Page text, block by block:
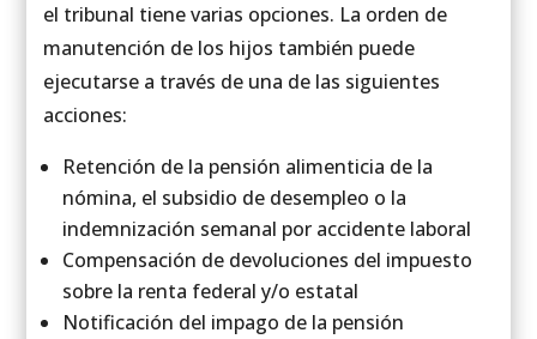
el tribunal tiene varias opciones. La orden de
manutención de los hijos también puede
ejecutarse a través de una de las siguientes
acciones:
Retención de la pensión alimenticia de la
nómina, el subsidio de desempleo o la
indemnización semanal por accidente laboral
Compensación de devoluciones del impuesto
sobre la renta federal y/o estatal
Notificación del impago de la pensión